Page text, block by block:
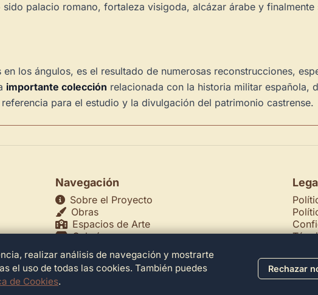
palacio romano, fortaleza visigoda, alcázar árabe y
los ángulos, es el resultado de numerosas reconstrucciones,
importante colección relacionada con la historia militar española,
para el estudio y la divulgación del patrimonio castrense.
Navegación
Sobre el Proyecto
Obras
Espacios de Arte
Galerías
Museos
Teatros
realizar análisis de navegación y mostrarte
el uso de todas las cookies. También puedes
de Cookies.
Rechazar